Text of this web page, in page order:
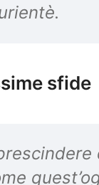
sfide